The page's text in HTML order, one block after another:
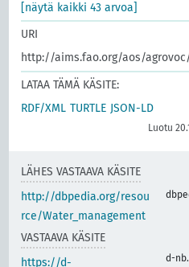
[näytä kaikki 43 arvoa]
URI
http://aims.fao.org/aos/
LATAA TÄMÄ KÄSITE:
RDF/XML TURTLE JSON-LD
Luotu
LÄHES VASTAAVA KÄSITE
http://dbpedia.org/resou
rce/Water_management
VASTAAVA KÄSITE
https://d-
d-